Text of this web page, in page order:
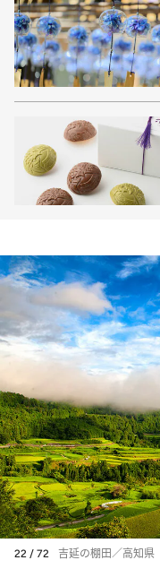
22 / 72 吉延の棚田／高知県